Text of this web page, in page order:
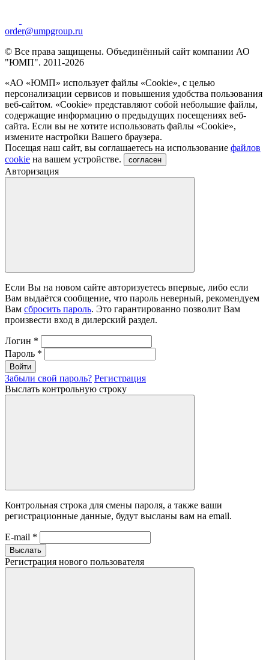
order@umpgroup.ru
© Все права защищены. Объединённый сайт компании АО
"ЮМП". 2011-2026
«АО «ЮМП» использует файлы «Сookie», с целью
персонализации сервисов и повышения удобства пользования
веб-сайтом. «Cookie» представляют собой небольшие файлы,
содержащие информацию о предыдущих посещениях веб-
сайта. Если вы не хотите использовать файлы «Сookie»,
измените настройки Вашего браузера.
Посещая наш сайт, вы соглашаетесь на использование файлов
cookie на вашем устройстве. согласен
Авторизация
Если Вы на новом сайте авторизуетесь впервые, либо если
Вам выдаётся сообщение, что пароль неверный, рекомендуем
Вам сбросить пароль. Это гарантированно позволит Вам
произвести вход в дилерский раздел.
Логин *
Пароль *
Войти
Забыли свой пароль? Регистрация
Выслать контрольную строку
Контрольная строка для смены пароля, а также ваши
регистрационные данные, будут высланы вам на email.
E-mail *
Выслать
Регистрация нового пользователя